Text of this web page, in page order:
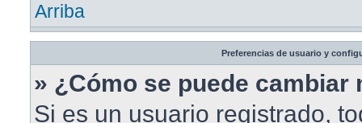
Arriba
Preferencias de usuario y
» ¿Cómo se puede
Si es un usuario registrado,